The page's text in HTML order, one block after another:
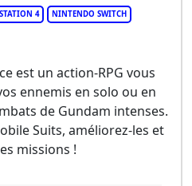
4 NINTENDO SWITCH
est un action-RPG vous
ennemis en solo ou en
de Gundam intenses.
Suits, améliorez-les et
missions !